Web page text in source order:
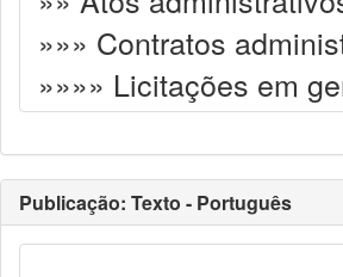
»»» Contratos
»»»» Licitações em
Publicação: Texto - Português